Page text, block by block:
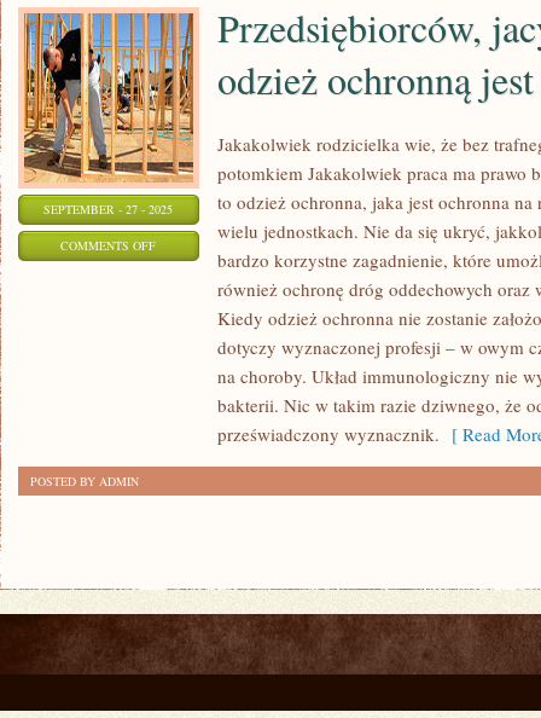
SEPTEMBER - 27 - 2025
COMMENTS OFFON
Przedsiębiorców,
odzież ochronną
Jakakolwiek rodzicielka wie, że bez
potomkiem Jakakolwiek praca ma prawo
to odzież ochronna, jaka jest ochronna
wielu jednostkach. Nie da się ukryć,
bardzo korzystne zagadnienie, które
również ochronę dróg oddechowych
Kiedy odzież ochronna nie zostanie
dotyczy wyznaczonej profesji – w owym
na choroby. Układ immunologiczny nie
bakterii. Nic w takim razie dziwnego, że
przeświadczony wyznacznik. [ Read
POSTED BY ADMIN